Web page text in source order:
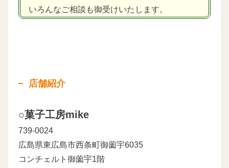
いろんなご相談も御受けいたします。
店舗紹介
○菓子工房mike
739-0024
広島県東広島市西条町御薗宇6035
コンチェルト御薗宇1階